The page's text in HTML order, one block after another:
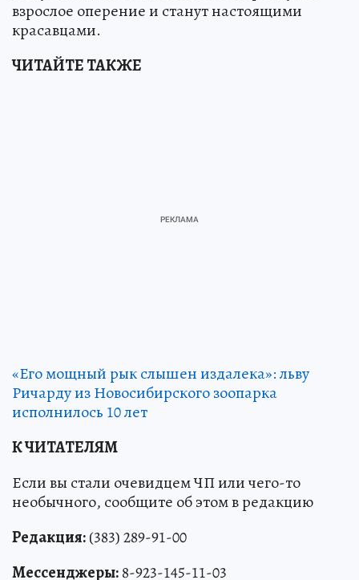
взрослое оперение и станут настоящими
красавцами.
ЧИТАЙТЕ ТАКЖЕ
«Его мощный рык слышен издалека»: льву
Ричарду из Новосибирского зоопарка
исполнилось 10 лет
К ЧИТАТЕЛЯМ
Если вы стали очевидцем ЧП или чего-то
необычного, сообщите об этом в редакцию
Редакция:(383) 289-91-00
Мессенджеры:8-923-145-11-03